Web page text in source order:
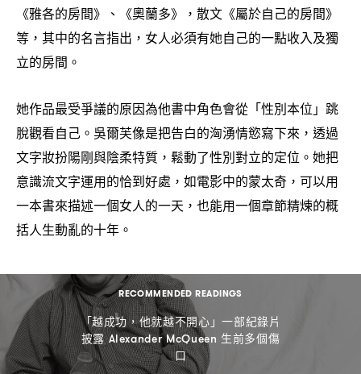
《雅各的房間》、《奧蘭多》
， 散文《屬於自己的房間》
等 ， 其中的名言指出 ， 女人必須有她自己的一點收入及獨
立的房間。
她作品最受爭議的原因為他書中角色會從「性別本位」跳
脫觀看自己。吳爾芙像是把告白的洶湧情慾寫下來 ， 透過
文字妝扮陽剛與陰柔特質 ， 鬆動了性別對立的定位。她把
意識流文字運用的恰到好處 ， 如電影中的蒙太奇 ， 可以用
一本書來描述一個女人的一天 ， 也能用一個章節精煉的概
括人生動亂的十年。
RECOMMENDED READINGS
「越成功，他就越不開心」一部紀錄片
披露Alexander McQueen生前多個傷
口